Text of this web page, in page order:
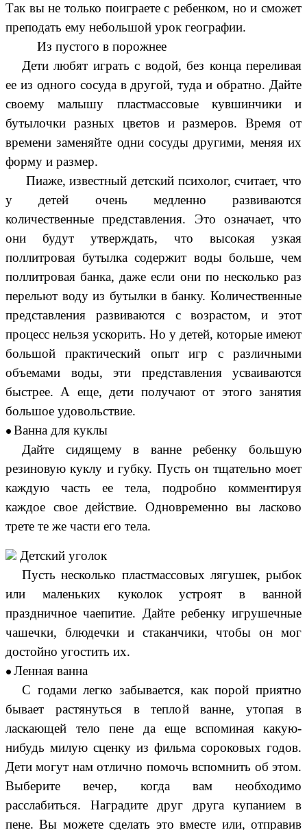
Так вы не только поиграете с ребенком, но и сможет
преподать ему небольшой урок географии.
Из пустого в порожнее
Дети любят играть с водой, без конца переливая
ее из одного сосуда в другой, туда и обратно. Дайте
своему малышу пластмассовые кувшинчики и
бутылочки разных цветов и размеров. Время от
времени заменяйте одни сосуды другими, меняя их
форму и размер.
Пиаже, известный детский психолог, считает, что
у детей очень медленно развиваются
количественные представления. Это означает, что
они будут утверждать, что высокая узкая
поллитровая бутылка содержит воды больше, чем
поллитровая банка, даже если они по несколько раз
перельют воду из бутылки в банку. Количественные
представления развиваются с возрастом, и этот
процесс нельзя ускорить. Но у детей, которые имеют
большой практический опыт игр с различными
объемами воды, эти представления усваиваются
быстрее. А еще, дети получают от этого занятия
большое удовольствие.
Ванна для куклы
Дайте сидящему в ванне ребенку большую
резиновую куклу и губку. Пусть он тщательно моет
каждую часть ее тела, подробно комментируя
каждое свое действие. Одновременно вы ласково
трете те же части его тела.
Детский уголок
Пусть несколько пластмассовых лягушек, рыбок
или маленьких куколок устроят в ванной
праздничное чаепитие. Дайте ребенку игрушечные
чашечки, блюдечки и стаканчики, чтобы он мог
достойно угостить их.
Ленная ванна
С годами легко забывается, как порой приятно
бывает растянуться в теплой ванне, утопая в
ласкающей тело пене да еще вспоминая какую-
нибудь милую сценку из фильма сороковых годов.
Дети могут нам отлично помочь вспомнить об этом.
Выберите вечер, когда вам необходимо
расслабиться. Наградите друг друга купанием в
пене. Вы можете сделать это вместе или, отправив